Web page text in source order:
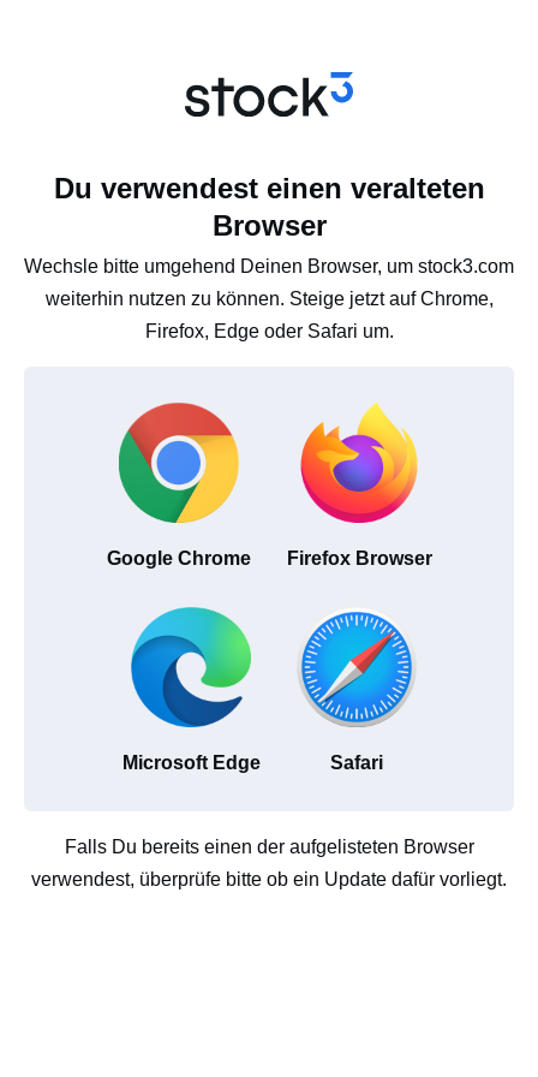
Du verwendest einen veralteten
Browser
Wechsle bitte umgehend Deinen Browser, um stock3.com
weiterhin nutzen zu können. Steige jetzt auf Chrome,
Firefox, Edge oder Safari um.
Google Chrome Firefox Browser
Microsoft Edge Safari
Falls Du bereits einen der aufgelisteten Browser
verwendest, überprüfe bitte ob ein Update dafür vorliegt.